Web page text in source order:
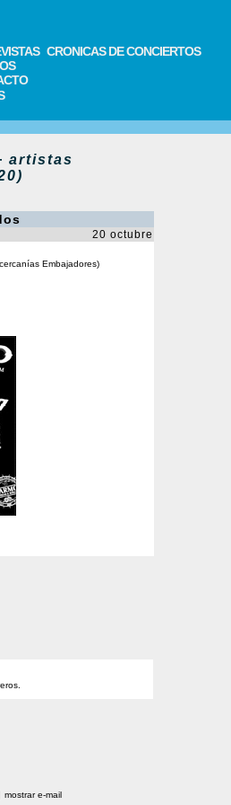
CRONICAS DE CONCIERTOS
artistas
20 octubre
Embajadores)
mostrar e-mail